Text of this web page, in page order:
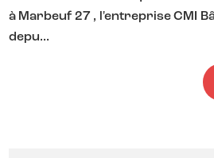
à Marbeuf 27 , l'entreprise CMI
depu...